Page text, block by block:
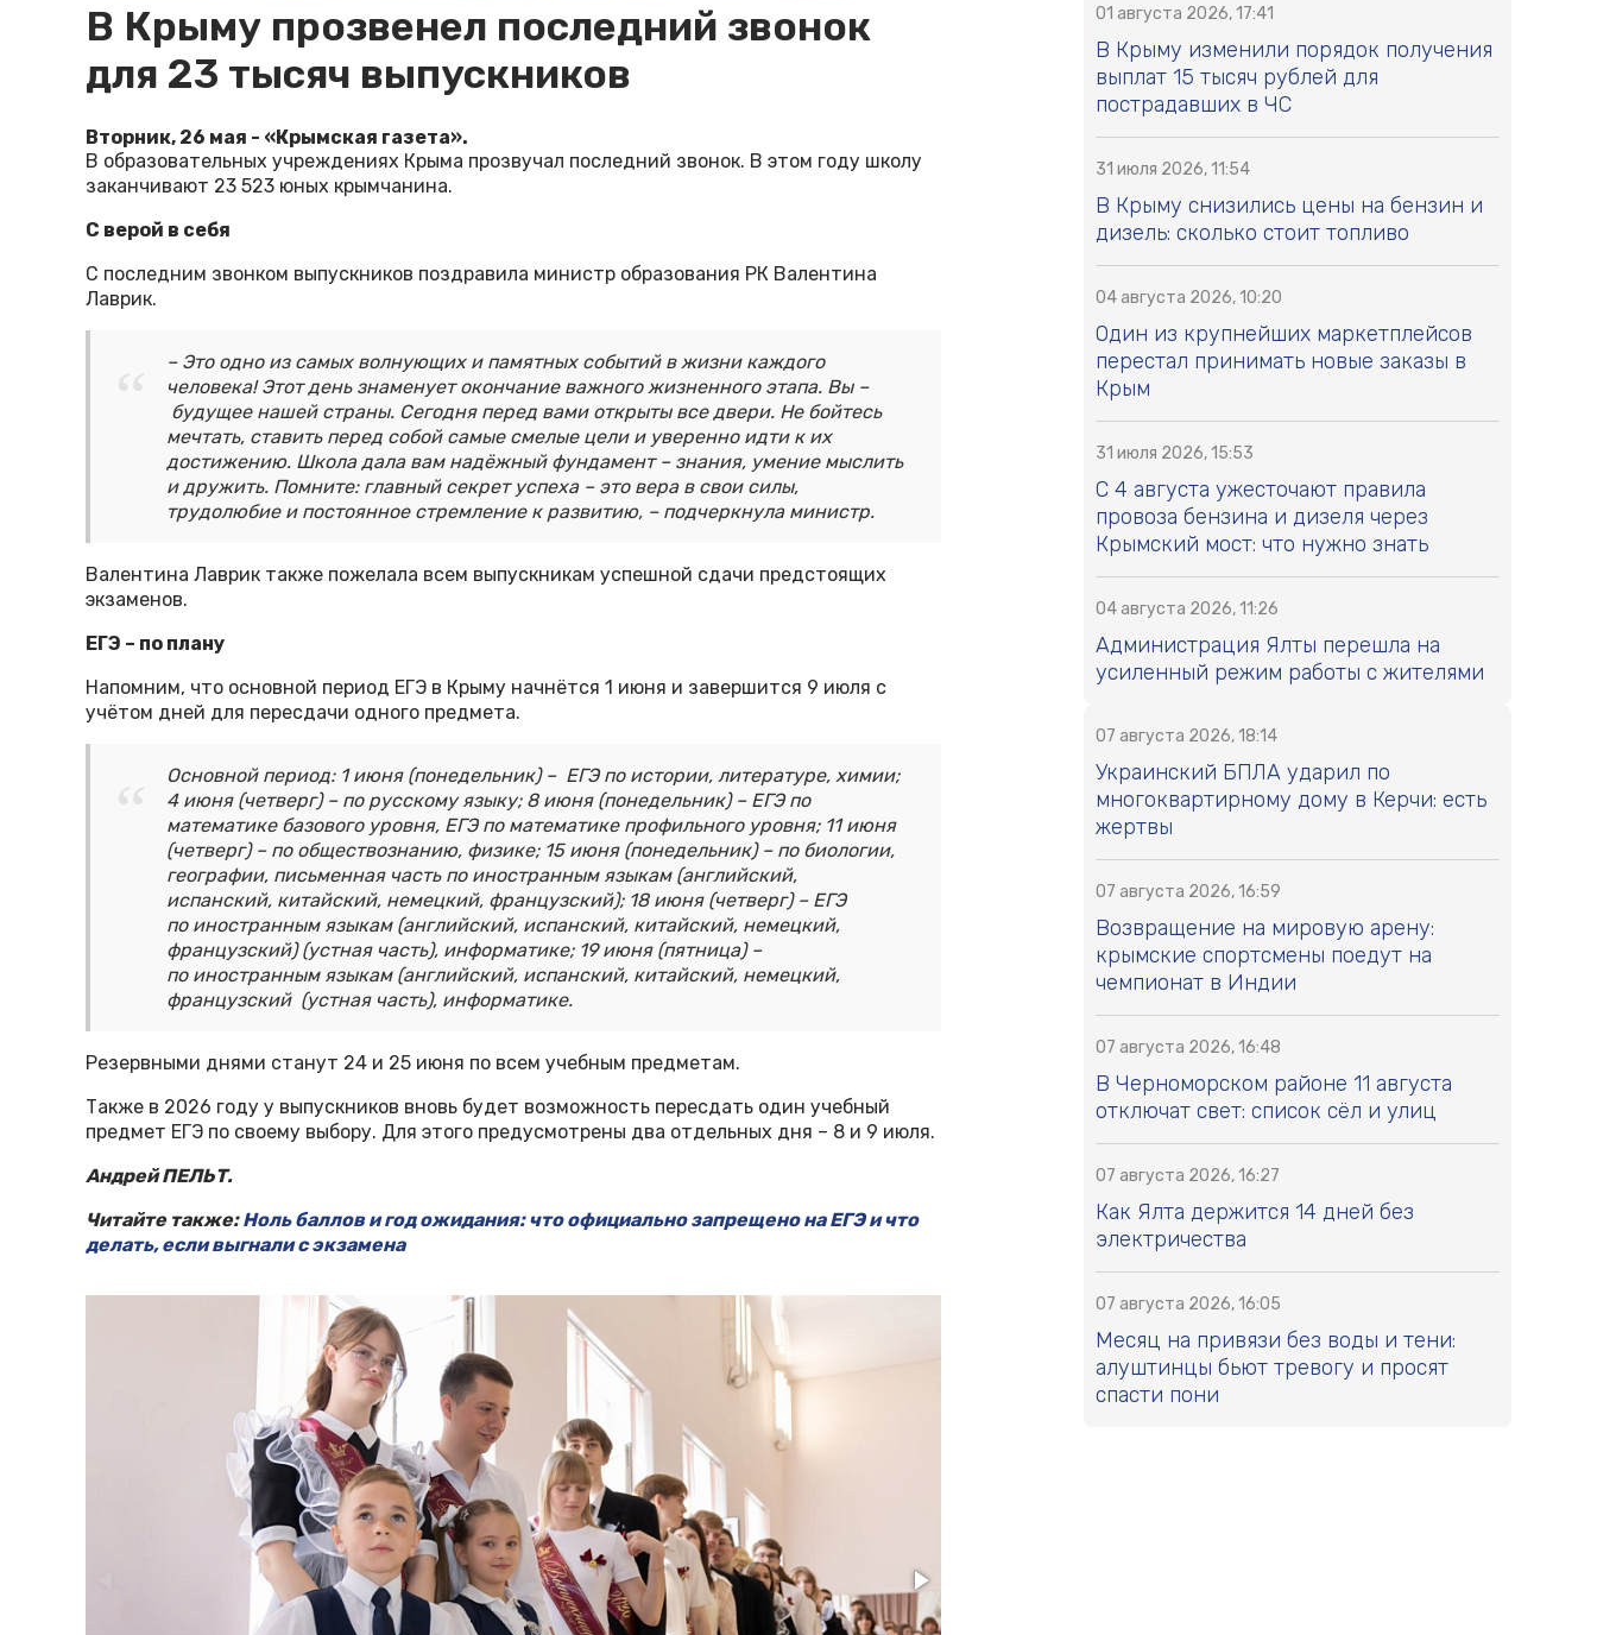
В Крыму прозвенел последний звонок
для 23 тысяч выпускников
Вторник, 26 мая - «Крымская газета».
В образовательных учреждениях Крыма прозвучал последний звонок. В этом году школу
заканчивают 23 523 юных крымчанина.
С верой в себя
С последним звонком выпускников поздравила министр образования РК Валентина
Лаврик.
– Это одно из самых волнующих и памятных событий в жизни каждого
человека! Этот день знаменует окончание важного жизненного этапа. Вы –
будущее нашей страны. Сегодня перед вами открыты все двери. Не бойтесь
мечтать, ставить перед собой самые смелые цели и уверенно идти к их
достижению. Школа дала вам надёжный фундамент – знания, умение мыслить
и дружить. Помните: главный секрет успеха – это вера в свои силы,
трудолюбие и постоянное стремление к развитию, – подчеркнула министр.
Валентина Лаврик также пожелала всем выпускникам успешной сдачи предстоящих
экзаменов.
ЕГЭ – по плану
Напомним, что основной период ЕГЭ в Крыму начнётся 1 июня и завершится 9 июля с
учётом дней для пересдачи одного предмета.
Основной период: 1 июня (понедельник) – ЕГЭ по истории, литературе, химии;
4 июня (четверг) – по русскому языку; 8 июня (понедельник) – ЕГЭ по
математике базового уровня, ЕГЭ по математике профильного уровня; 11 июня
(четверг) – по обществознанию, физике; 15 июня (понедельник) – по биологии,
географии, письменная часть по иностранным языкам (английский,
испанский, китайский, немецкий, французский); 18 июня (четверг) – ЕГЭ
по иностранным языкам (английский, испанский, китайский, немецкий,
французский) (устная часть), информатике; 19 июня (пятница) –
по иностранным языкам (английский, испанский, китайский, немецкий,
французский (устная часть), информатике.
Резервными днями станут 24 и 25 июня по всем учебным предметам.
Также в 2026 году у выпускников вновь будет возможность пересдать один учебный
предмет ЕГЭ по своему выбору. Для этого предусмотрены два отдельных дня – 8 и 9 июля.
Андрей ПЕЛЬТ.
Читайте также:Ноль баллов и год ожидания: что официально запрещено на ЕГЭ и что
делать, если выгнали с экзамена
01 августа 2026, 17:41
В Крыму изменили порядок получения
выплат 15 тысяч рублей для
пострадавших в ЧС
31 июля 2026, 11:54
В Крыму снизились цены на бензин и
дизель: сколько стоит топливо
04 августа 2026, 10:20
Один из крупнейших маркетплейсов
перестал принимать новые заказы в
Крым
31 июля 2026, 15:53
С 4 августа ужесточают правила
провоза бензина и дизеля через
Крымский мост: что нужно знать
04 августа 2026, 11:26
Администрация Ялты перешла на
усиленный режим работы с жителями
07 августа 2026, 18:14
Украинский БПЛА ударил по
многоквартирному дому в Керчи: есть
жертвы
07 августа 2026, 16:59
Возвращение на мировую арену:
крымские спортсмены поедут на
чемпионат в Индии
07 августа 2026, 16:48
В Черноморском районе 11 августа
отключат свет: список сёл и улиц
07 августа 2026, 16:27
Как Ялта держится 14 дней без
электричества
07 августа 2026, 16:05
Месяц на привязи без воды и тени:
алуштинцы бьют тревогу и просят
спасти пони